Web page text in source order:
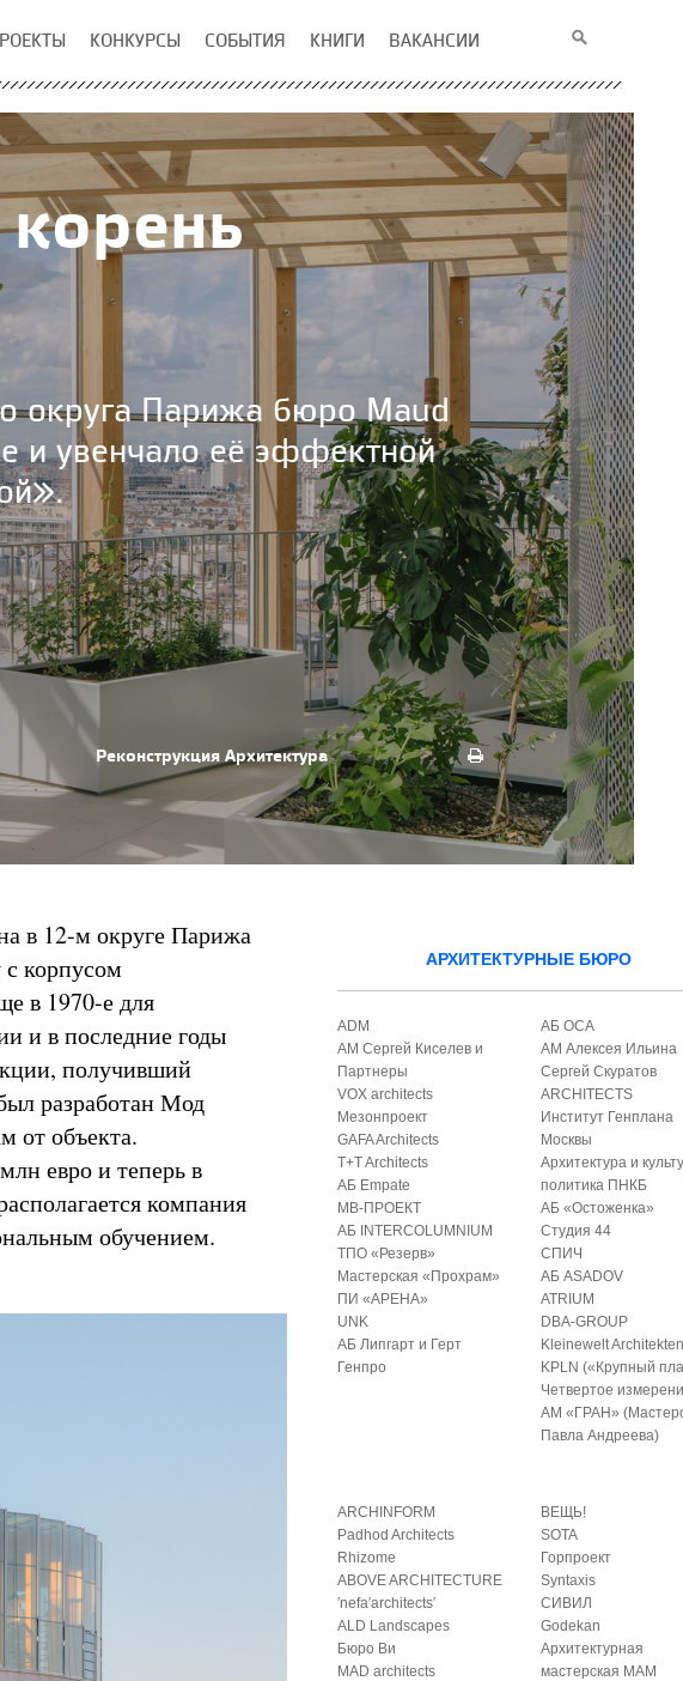
КОНКУРСЫ СОБЫТИЯ КНИГИ ВАКАНСИИ
округа Парижа бюро Maud
и увенчало её эффектной
Реконструкция Архитектура
в 12-м округе Парижа
корпусом
в 1970-е для
и в последние годы
получивший
разработан Мод
от объекта.
евро и теперь в
компания
обучением.
АРХИТЕКТУРНЫЕ БЮРО
ADM
АМ Сергей Киселев и
Партнеры
VOX architects
Мезонпроект
GAFA Architects
T+T Architects
АБ Empate
МВ-ПРОЕКТ
АБ INTERCOLUMNIUM
ТПО «Резерв»
Мастерская «Прохрам»
ПИ «АРЕНА»
UNK
АБ Липгарт и Герт
Генпро
АБ ОСА
АМ Алексея Ильина
Сергей Скуратов
ARCHITECTS
Институт Генплана
Москвы
Архитектура и
политика ПНКБ
АБ «Остоженка»
Студия 44
СПИЧ
АБ ASADOV
ATRIUM
DBA-GROUP
Kleinewelt
KPLN («Крупный
Четвертое
АМ «ГРАН»
Павла Андреева)
ARCHINFORM
Padhod Architects
Rhizome
ABOVE ARCHITECTURE
′nefa′architects′
ALD Landscapes
Бюро Ви
MAD architects
ВЕЩЬ!
SOTA
Горпроект
Syntaxis
СИВИЛ
Godekan
Архитектурная
мастерская МАМ